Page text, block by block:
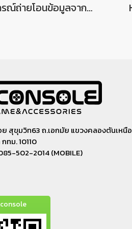
อุปกรณ์ถ่ายโอนข้อมูลจากฮาร์ดดิสก์ Xbox 360 เข้าสู่คอมพิวเตอร์ Hard Drive Transfer Cable For Xbox 360 to PC
ย สุขุมวิท63 ถ.เอกมัย แขวงคลองตันเหนือ
ทม. 10110
502-2014 (MOBILE)